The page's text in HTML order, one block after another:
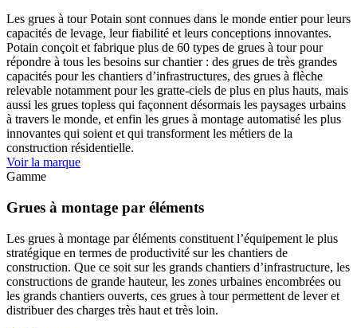
Les grues à tour Potain sont connues dans le monde entier pour leurs
capacités de levage, leur fiabilité et leurs conceptions innovantes.
Potain conçoit et fabrique plus de 60 types de grues à tour pour
répondre à tous les besoins sur chantier : des grues de très grandes
capacités pour les chantiers d’infrastructures, des grues à flèche
relevable notamment pour les gratte-ciels de plus en plus hauts, mais
aussi les grues topless qui façonnent désormais les paysages urbains
à travers le monde, et enfin les grues à montage automatisé les plus
innovantes qui soient et qui transforment les métiers de la
construction résidentielle.
Voir la marque
Gamme
Grues à montage par éléments
Les grues à montage par éléments constituent l’équipement le plus
stratégique en termes de productivité sur les chantiers de
construction. Que ce soit sur les grands chantiers d’infrastructure, les
constructions de grande hauteur, les zones urbaines encombrées ou
les grands chantiers ouverts, ces grues à tour permettent de lever et
distribuer des charges très haut et très loin.